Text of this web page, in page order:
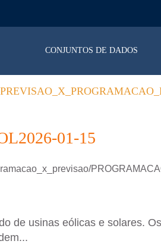
CONJUNTOS DE DADOS
01-15
de usinas eólicas e solares.